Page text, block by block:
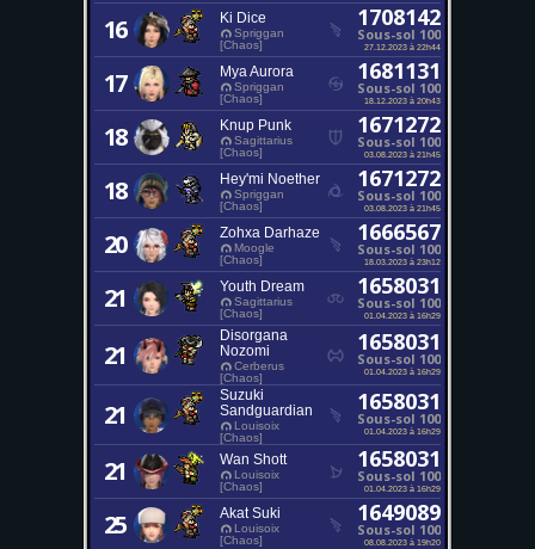
16 Ki Dice
Spriggan
[Chaos]
1708142
Sous-sol 100
27.12.2023 à 22h44
17 Mya Aurora
Spriggan
[Chaos]
1681131
Sous-sol 100
18.12.2023 à 20h43
18 Knup Punk
Sagittarius
[Chaos]
1671272
Sous-sol 100
03.08.2023 à 21h45
18 Hey'mi Noether
Spriggan
[Chaos]
1671272
Sous-sol 100
03.08.2023 à 21h45
20 Zohxa Darhaze
Moogle
[Chaos]
1666567
Sous-sol 100
18.03.2023 à 23h12
21 Youth Dream
Sagittarius
[Chaos]
1658031
Sous-sol 100
01.04.2023 à 16h29
21
Disorgana
Nozomi
Cerberus
[Chaos]
1658031
Sous-sol 100
01.04.2023 à 16h29
21
Suzuki
Sandguardian
Louisoix
[Chaos]
1658031
Sous-sol 100
01.04.2023 à 16h29
21 Wan Shott
Louisoix
[Chaos]
1658031
Sous-sol 100
01.04.2023 à 16h29
25 Akat Suki
Louisoix
[Chaos]
1649089
Sous-sol 100
08.08.2023 à 19h20